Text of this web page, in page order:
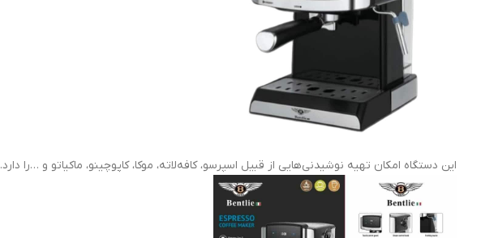
این دستگاه امکان تهیه نوشیدنی‌هایی از قبیل اسپرسو، کافه‌لاته، موکا، کاپوچینو، ماکیاتو و …را دارد.